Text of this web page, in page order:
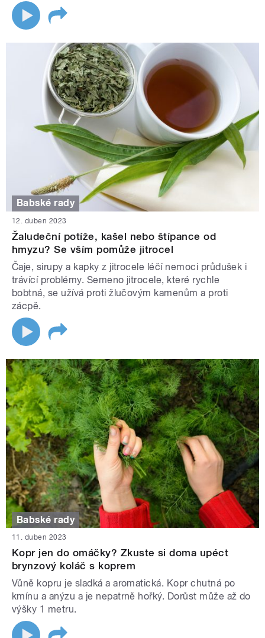
Babské rady
12. duben 2023
Žaludeční potíže, kašel nebo štípance od
hmyzu? Se vším pomůže jitrocel
Čaje, sirupy a kapky z jitrocele léčí nemoci průdušek i
trávící problémy. Semeno jitrocele, které rychle
bobtná, se užívá proti žlučovým kamenům a proti
zácpě.
Babské rady
11. duben 2023
Kopr jen do omáčky? Zkuste si doma upéct
brynzový koláč s koprem
Vůně kopru je sladká a aromatická. Kopr chutná po
kmínu a anýzu a je nepatrně hořký. Dorůst může až do
výšky 1 metru.